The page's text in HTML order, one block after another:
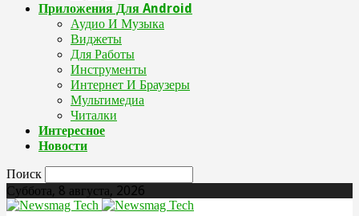
Приложения Для Android
Аудио И Музыка
Виджеты
Для Работы
Инструменты
Интернет И Браузеры
Мультимедиа
Читалки
Интересное
Новости
Поиск
Суббота, 8 августа, 2026